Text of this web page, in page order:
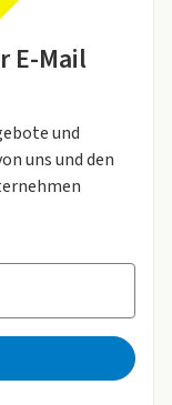
E-Mail
und
uns und den